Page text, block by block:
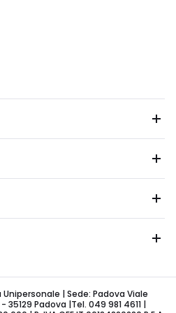
Unipersonale | Sede: Padova Viale
Padova |Tel. 049 981 4611 |